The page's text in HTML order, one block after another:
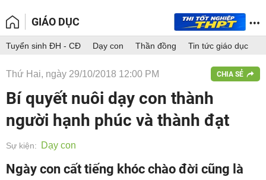
GIÁO DỤC
Tuyển sinh ĐH - CĐ Dạy con Thần đồng Tin tức giáo dục
Thứ Hai, ngày 29/10/2018 12:00 PM CHIA SẺ
Bí quyết nuôi dạy con thành
người hạnh phúc và thành đạt
Sự kiện: Dạy con
Ngày con cất tiếng khóc chào đời cũng là